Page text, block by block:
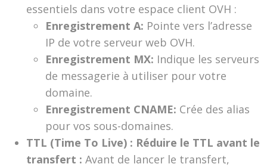
essentiels dans votre espace client OVH :
Enregistrement A: Pointe vers l’adresse
IP de votre serveur web OVH.
Enregistrement MX: Indique les serveurs
de messagerie à utiliser pour votre
domaine.
Enregistrement CNAME: Crée des alias
pour vos sous-domaines.
TTL (Time To Live) : Réduire le TTL avant le
transfert : Avant de lancer le transfert,